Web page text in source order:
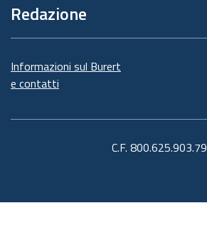
Redazione
Informazioni sul Burert
e contatti
C.F. 800.625.903.79